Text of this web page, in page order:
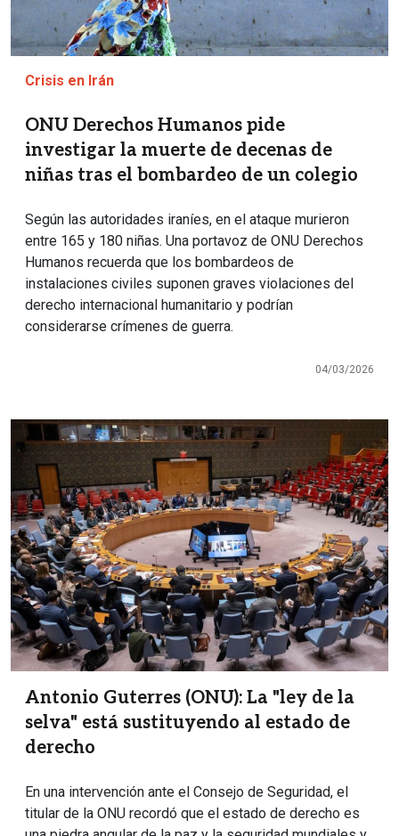
Crisis en Irán
ONU Derechos Humanos pide
investigar la muerte de decenas de
niñas tras el bombardeo de un colegio
Según las autoridades iraníes, en el ataque murieron
entre 165 y 180 niñas. Una portavoz de ONU Derechos
Humanos recuerda que los bombardeos de
instalaciones civiles suponen graves violaciones del
derecho internacional humanitario y podrían
considerarse crímenes de guerra.
04/03/2026
Imagen
Antonio Guterres (ONU): La "ley de la
selva" está sustituyendo al estado de
derecho
En una intervención ante el Consejo de Seguridad, el
titular de la ONU recordó que el estado de derecho es